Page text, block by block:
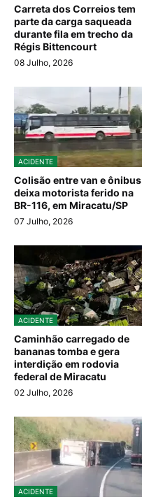
Carreta dos Correios tem
parte da carga saqueada
durante fila em trecho da
Régis Bittencourt
08 Julho, 2026
ACIDENTE
Colisão entre van e ônibus
deixa motorista ferido na
BR-116, em Miracatu/SP
07 Julho, 2026
ACIDENTE
Caminhão carregado de
bananas tomba e gera
interdição em rodovia
federal de Miracatu
02 Julho, 2026
ACIDENTE